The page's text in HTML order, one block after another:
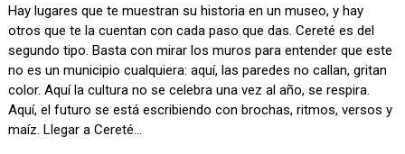
Hay lugares que te muestran su historia en un museo, y hay
otros que te la cuentan con cada paso que das. Cereté es del
segundo tipo. Basta con mirar los muros para entender que este
no es un municipio cualquiera: aquí, las paredes no callan, gritan
color. Aquí la cultura no se celebra una vez al año, se respira.
Aquí, el futuro se está escribiendo con brochas, ritmos, versos y
maíz. Llegar a Cereté…